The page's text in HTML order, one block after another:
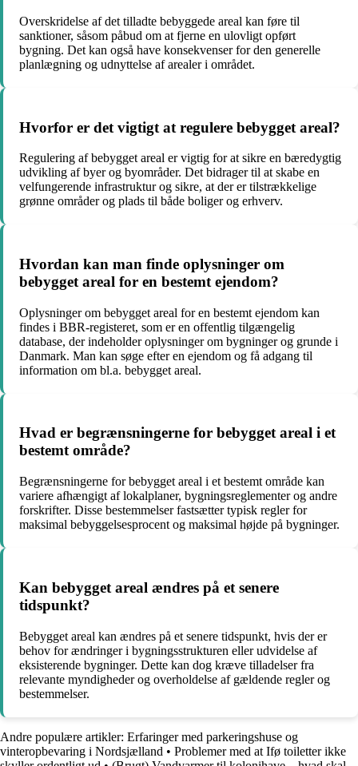
Overskridelse af det tilladte bebyggede areal kan føre til
sanktioner, såsom påbud om at fjerne en ulovligt opført
bygning. Det kan også have konsekvenser for den generelle
planlægning og udnyttelse af arealer i området.
Hvorfor er det vigtigt at regulere bebygget areal?
Regulering af bebygget areal er vigtig for at sikre en bæredygtig
udvikling af byer og byområder. Det bidrager til at skabe en
velfungerende infrastruktur og sikre, at der er tilstrækkelige
grønne områder og plads til både boliger og erhverv.
Hvordan kan man finde oplysninger om
bebygget areal for en bestemt ejendom?
Oplysninger om bebygget areal for en bestemt ejendom kan
findes i BBR-registeret, som er en offentlig tilgængelig
database, der indeholder oplysninger om bygninger og grunde i
Danmark. Man kan søge efter en ejendom og få adgang til
information om bl.a. bebygget areal.
Hvad er begrænsningerne for bebygget areal i et
bestemt område?
Begrænsningerne for bebygget areal i et bestemt område kan
variere afhængigt af lokalplaner, bygningsreglementer og andre
forskrifter. Disse bestemmelser fastsætter typisk regler for
maksimal bebyggelsesprocent og maksimal højde på bygninger.
Kan bebygget areal ændres på et senere
tidspunkt?
Bebygget areal kan ændres på et senere tidspunkt, hvis der er
behov for ændringer i bygningsstrukturen eller udvidelse af
eksisterende bygninger. Dette kan dog kræve tilladelser fra
relevante myndigheder og overholdelse af gældende regler og
bestemmelser.
Andre populære artikler: Erfaringer med parkeringshuse og
vinteropbevaring i Nordsjælland • Problemer med at Ifø toiletter ikke